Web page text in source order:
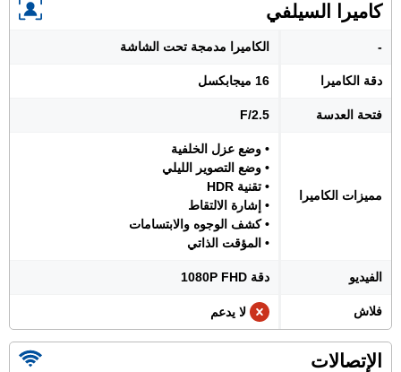
كاميرا السيلفي
- الكاميرا مدمجة تحت الشاشة
دقة الكاميرا 16 ميجابكسل
فتحة العدسة F/2.5
مميزات الكاميرا
• وضع عزل الخلفية
• وضع التصوير الليلي
• تقنية HDR
• إشارة الالتقاط
• كشف الوجوه والابتسامات
• المؤقت الذاتي
الفيديو دقة 1080P FHD
فلاش لا يدعم
الإتصالات